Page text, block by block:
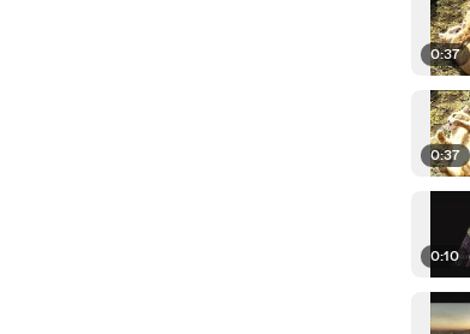
0:37
0:37
0:10